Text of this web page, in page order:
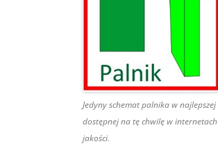
Jedyny schemat palnika w najlepszej
dostępnej na tę chwilę w internetach
jakości.